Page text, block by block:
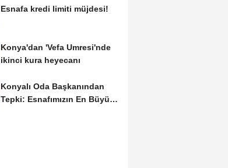
Esnafa kredi limiti müjdesi!
Konya'dan 'Vefa Umresi'nde
ikinci kura heyecanı
Konyalı Oda Başkanından
Tepki: Esnafımızın En Büyük